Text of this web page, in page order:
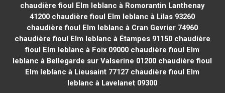
chaudière fioul Elm leblanc à Romorantin Lanthenay
41200 chaudière fioul Elm leblanc à Lilas 93260
chaudière fioul Elm leblanc à Cran Gevrier 74960
chaudière fioul Elm leblanc à Étampes 91150chaudière
fioul Elm leblanc à Foix 09000 chaudière fioul Elm
leblanc à Bellegarde sur Valserine 01200 chaudière fioul
Elm leblanc à Lieusaint 77127 chaudière fioul Elm
leblanc à Lavelanet 09300